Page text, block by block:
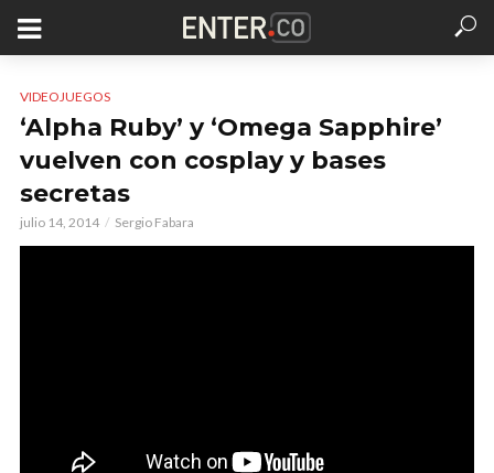
VIDEOJUEGOS
‘Alpha Ruby’ y ‘Omega Sapphire’
vuelven con cosplay y bases
secretas
julio 14, 2014 Sergio Fabara